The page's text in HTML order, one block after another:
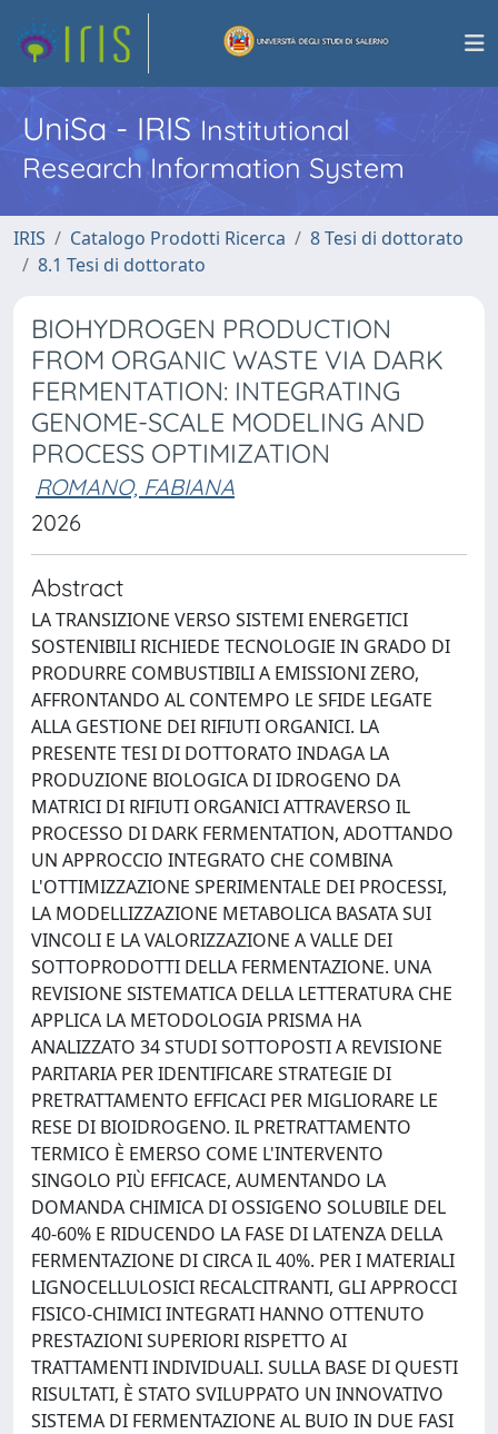
UniSa - IRISInstitutional
Research Information System
IRIS Catalogo Prodotti Ricerca
8 Tesi di dottorato
8.1 Tesi di dottorato
BIOHYDROGEN PRODUCTION
FROM ORGANIC WASTE VIA DARK
FERMENTATION: INTEGRATING
GENOME-SCALE MODELING AND
PROCESS OPTIMIZATION
ROMANO, FABIANA
2026
Abstract
LA TRANSIZIONE VERSO SISTEMI ENERGETICI
SOSTENIBILI RICHIEDE TECNOLOGIE IN GRADO DI
PRODURRE COMBUSTIBILI A EMISSIONI ZERO,
AFFRONTANDO AL CONTEMPO LE SFIDE LEGATE
ALLA GESTIONE DEI RIFIUTI ORGANICI. LA
PRESENTE TESI DI DOTTORATO INDAGA LA
PRODUZIONE BIOLOGICA DI IDROGENO DA
MATRICI DI RIFIUTI ORGANICI ATTRAVERSO IL
PROCESSO DI DARK FERMENTATION, ADOTTANDO
UN APPROCCIO INTEGRATO CHE COMBINA
L'OTTIMIZZAZIONE SPERIMENTALE DEI PROCESSI,
LA MODELLIZZAZIONE METABOLICA BASATA SUI
VINCOLI E LA VALORIZZAZIONE A VALLE DEI
SOTTOPRODOTTI DELLA FERMENTAZIONE. UNA
REVISIONE SISTEMATICA DELLA LETTERATURA CHE
APPLICA LA METODOLOGIA PRISMA HA
ANALIZZATO 34 STUDI SOTTOPOSTI A REVISIONE
PARITARIA PER IDENTIFICARE STRATEGIE DI
PRETRATTAMENTO EFFICACI PER MIGLIORARE LE
RESE DI BIOIDROGENO. IL PRETRATTAMENTO
TERMICO È EMERSO COME L'INTERVENTO
SINGOLO PIÙ EFFICACE, AUMENTANDO LA
DOMANDA CHIMICA DI OSSIGENO SOLUBILE DEL
40-60% E RIDUCENDO LA FASE DI LATENZA DELLA
FERMENTAZIONE DI CIRCA IL 40%. PER I MATERIALI
LIGNOCELLULOSICI RECALCITRANTI, GLI APPROCCI
FISICO-CHIMICI INTEGRATI HANNO OTTENUTO
PRESTAZIONI SUPERIORI RISPETTO AI
TRATTAMENTI INDIVIDUALI. SULLA BASE DI QUESTI
RISULTATI, È STATO SVILUPPATO UN INNOVATIVO
SISTEMA DI FERMENTAZIONE AL BUIO IN DUE FASI